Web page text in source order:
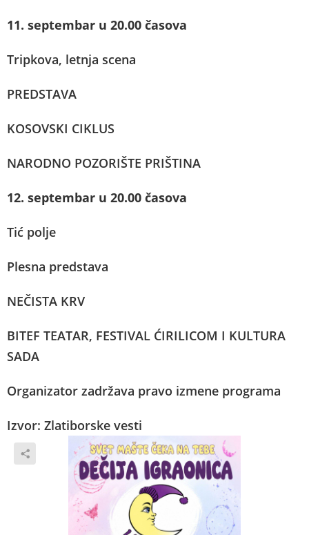
11. septembar u 20.00 časova
Tripkova, letnja scena
PREDSTAVA
KOSOVSKI CIKLUS
NARODNO POZORIŠTE PRIŠTINA
12. septembar u 20.00 časova
Tić polje
Plesna predstava
NEČISTA KRV
BITEF TEATAR, FESTIVAL ĆIRILICOM I KULTURA
SADA
Organizator zadržava pravo izmene programa
Izvor: Zlatiborske vesti